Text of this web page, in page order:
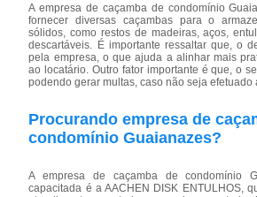
A empresa de caçamba de condomínio
fornecer diversas caçambas para o
sólidos, como restos de madeiras, aços,
descartáveis. É importante ressaltar que, o
pela empresa, o que ajuda a alinhar mais
ao locatário. Outro fator importante é que, o
podendo gerar multas, caso não seja efetuado
Procurando empresa de
condomínio Guaianazes?
A empresa de caçamba de condomínio
capacitada é a AACHEN DISK ENTULHOS,